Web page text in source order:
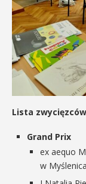
Lista zwycięzców
Grand Prix
ex aequo
w